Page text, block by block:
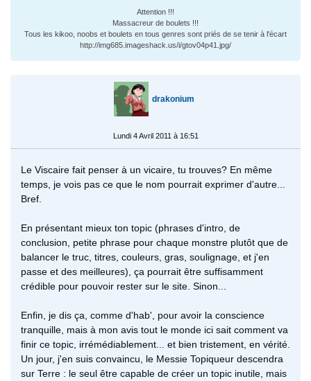
Attention !!!
Massacreur de boulets !!!
Tous les kikoo, noobs et boulets en tous genres sont priés de se tenir à l'écart
http://img685.imageshack.us/i/gtov04p41.jpg/
drakonium
Lundi 4 Avril 2011 à 16:51
Le Viscaire fait penser à un vicaire, tu trouves? En même
temps, je vois pas ce que le nom pourrait exprimer d'autre...
Bref.
En présentant mieux ton topic (phrases d'intro, de
conclusion, petite phrase pour chaque monstre plutôt que de
balancer le truc, titres, couleurs, gras, soulignage, et j'en
passe et des meilleures), ça pourrait être suffisamment
crédible pour pouvoir rester sur le site. Sinon...
Enfin, je dis ça, comme d'hab', pour avoir la conscience
tranquille, mais à mon avis tout le monde ici sait comment va
finir ce topic, irrémédiablement... et bien tristement, en vérité.
Un jour, j'en suis convaincu, le Messie Topiqueur descendra
sur Terre : le seul être capable de créer un topic inutile, mais